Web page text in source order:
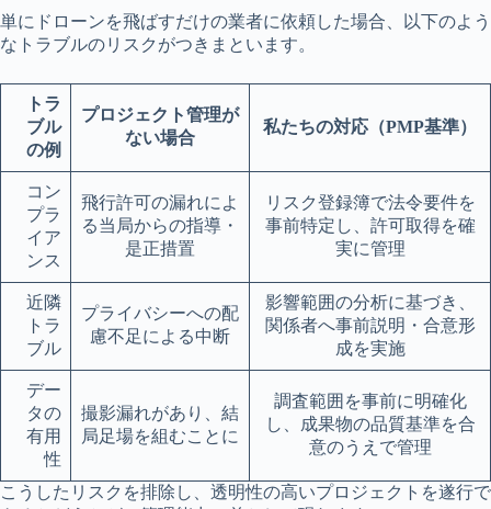
単にドローンを飛ばすだけの業者に依頼した場合、以下のよう
なトラブルのリスクがつきまといます。
トラ
ブル
の例
プロジェクト管理が
ない場合
私たちの対応（PMP基準）
コン
プラ
イア
ンス
飛行許可の漏れによ
る当局からの指導・
是正措置
リスク登録簿で法令要件を
事前特定し、許可取得を確
実に管理
近隣
トラ
ブル
プライバシーへの配
慮不足による中断
影響範囲の分析に基づき、
関係者へ事前説明・合意形
成を実施
デー
タの
有用
性
撮影漏れがあり、結
局足場を組むことに
調査範囲を事前に明確化
し、成果物の品質基準を合
意のうえで管理
こうしたリスクを排除し、透明性の高いプロジェクトを遂行で